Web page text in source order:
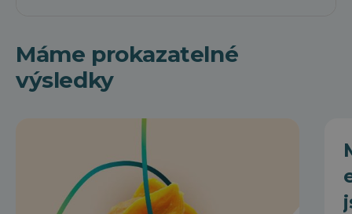
Máme prokazatelné
výsledky